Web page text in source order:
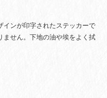
ンが印字されたステッカーで
ません。下地の油や埃をよく拭